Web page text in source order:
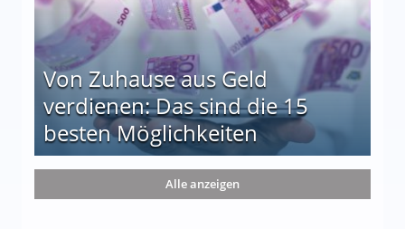
Von Zuhause aus Geld
verdienen: Das sind die 15
besten Möglichkeiten
die 15 besten Möglichkeiten
Alle anzeigen